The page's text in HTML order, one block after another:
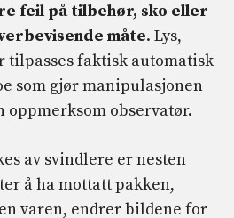
feil på tilbehør, sko eller
måte. Lys,
tilpasses faktisk automatisk
som gjør manipulasjonen
observatør.
av svindlere er nesten
å ha mottatt pakken,
varen, endrer bildene for